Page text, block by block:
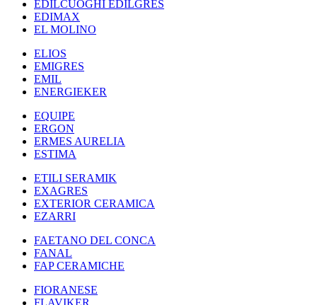
EDILCUOGHI EDILGRES
EDIMAX
EL MOLINO
ELIOS
EMIGRES
EMIL
ENERGIEKER
EQUIPE
ERGON
ERMES AURELIA
ESTIMA
ETILI SERAMIK
EXAGRES
EXTERIOR CERAMICA
EZARRI
FAETANO DEL CONCA
FANAL
FAP CERAMICHE
FIORANESE
FLAVIKER